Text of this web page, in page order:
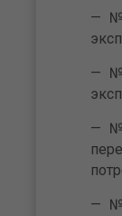
№
№
№
№